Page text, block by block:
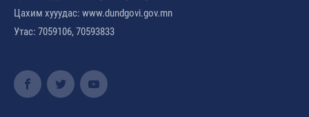
Цахим хууудас: www.dundgovi.gov.mn
Утас: 7059106, 70593833